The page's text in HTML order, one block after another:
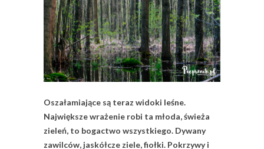
Oszałamiające są teraz widoki leśne.
Największe wrażenie robi ta młoda, świeża
zieleń, to bogactwo wszystkiego. Dywany
zawilców, jaskółcze ziele, fiołki. Pokrzywy i